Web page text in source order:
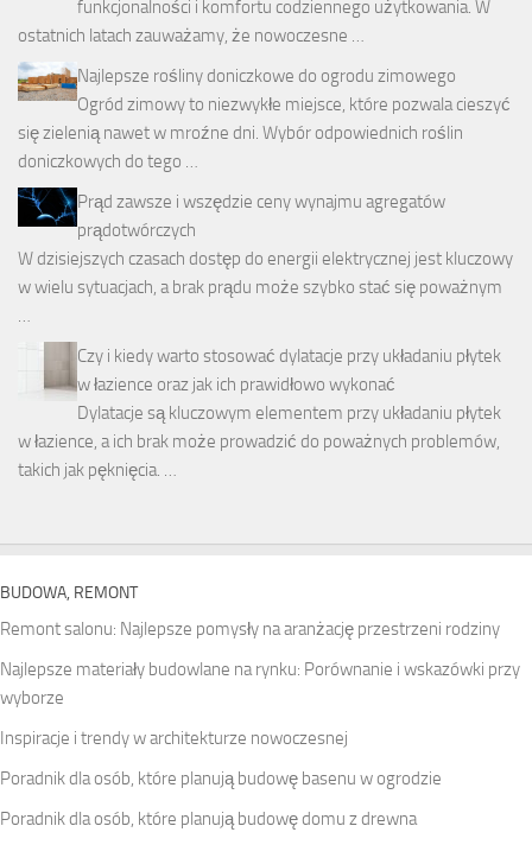
funkcjonalności i komfortu codziennego użytkowania. W
ostatnich latach zauważamy, że nowoczesne …
Najlepsze rośliny doniczkowe do ogrodu zimowego
Ogród zimowy to niezwykłe miejsce, które pozwala cieszyć
się zielenią nawet w mroźne dni. Wybór odpowiednich roślin
doniczkowych do tego …
Prąd zawsze i wszędzie ceny wynajmu agregatów
prądotwórczych
W dzisiejszych czasach dostęp do energii elektrycznej jest kluczowy
w wielu sytuacjach, a brak prądu może szybko stać się poważnym
…
Czy i kiedy warto stosować dylatacje przy układaniu płytek
w łazience oraz jak ich prawidłowo wykonać
Dylatacje są kluczowym elementem przy układaniu płytek
w łazience, a ich brak może prowadzić do poważnych problemów,
takich jak pęknięcia. …
BUDOWA, REMONT
Remont salonu: Najlepsze pomysły na aranżację przestrzeni rodziny
Najlepsze materiały budowlane na rynku: Porównanie i wskazówki przy
wyborze
Inspiracje i trendy w architekturze nowoczesnej
Poradnik dla osób, które planują budowę basenu w ogrodzie
Poradnik dla osób, które planują budowę domu z drewna